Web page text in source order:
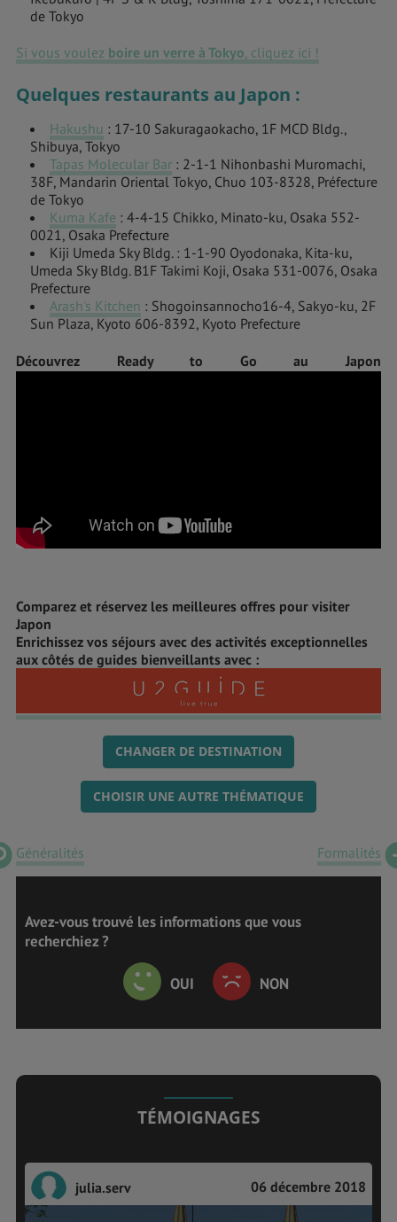
de Tokyo
Si vous voulez boire un verre à Tokyo, cliquez ici !
Quelques restaurants au Japon :
Hakushu : 17-10 Sakuragaokacho, 1F MCD Bldg.,
Shibuya, Tokyo
Tapas Molecular Bar : 2-1-1 Nihonbashi Muromachi,
38F, Mandarin Oriental Tokyo, Chuo 103-8328, Préfecture
de Tokyo
Kuma Kafe : 4-4-15 Chikko, Minato-ku, Osaka 552-
0021, Osaka Prefecture
Kiji Umeda Sky Bldg. : 1-1-90 Oyodonaka, Kita-ku,
Umeda Sky Bldg. B1F Takimi Koji, Osaka 531-0076, Osaka
Prefecture
Arash's Kitchen : Shogoinsannocho16-4, Sakyo-ku, 2F
Sun Plaza, Kyoto 606-8392, Kyoto Prefecture
Découvrez Ready to Go au Japon
Comparez et réservez les meilleures offres pour visiter
Japon
Enrichissez vos séjours avec des activités exceptionnelles
aux côtés de guides bienveillants avec :
CHANGER DE DESTINATION
CHOISIR UNE AUTRE THÉMATIQUE
Généralités Formalités
Avez-vous trouvé les informations que vous
recherchiez ?
OUI NON
TÉMOIGNAGES
julia.serv 06 décembre 2018